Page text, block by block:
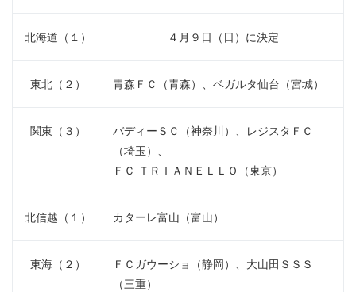
北海道（１） ４月９日（日）に決定
東北（２） 青森ＦＣ（青森）、ベガルタ仙台（宮城）
関東（３）
バディーＳＣ（神奈川）、レジスタＦＣ
（埼玉）、
ＦＣ ＴＲＩＡＮＥＬＬＯ（東京）
北信越（１） カターレ富山（富山）
東海（２）
ＦＣガウーショ（静岡）、大山田ＳＳＳ
（三重）